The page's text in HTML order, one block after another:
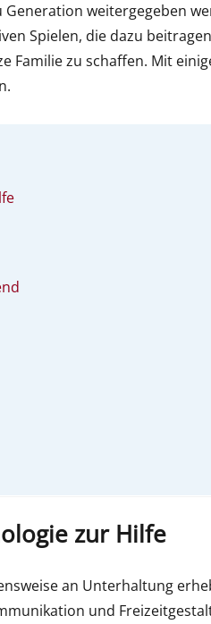
weitergegeben
Spielen, die dazu
Familie zu schaffen. Mit
zur Hilfe
an Unterhaltung
und